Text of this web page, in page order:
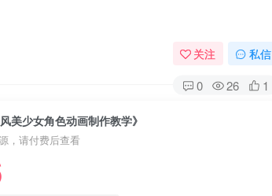
关注 私信
0 26 1
美少女角色动画制作教学》
，请付费后查看